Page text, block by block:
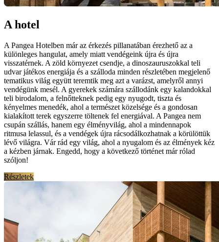
A hotel
A Pangea Hotelben már az érkezés pillanatában érezhető az a
különleges hangulat, amely miatt vendégeink újra és újra
visszatérnek. A zöld környezet csendje, a dinoszauruszokkal teli
udvar játékos energiája és a szálloda minden részletében megjelenő
tematikus világ együtt teremtik meg azt a varázst, amelyről annyi
vendégünk mesél. A gyerekek számára szállodánk egy kalandokkal
teli birodalom, a felnőtteknek pedig egy nyugodt, tiszta és
kényelmes menedék, ahol a természet közelsége és a gondosan
kialakított terek egyszerre töltenek fel energiával. A Pangea nem
csupán szállás, hanem egy élményvilág, ahol a mindennapok
ritmusa lelassul, és a vendégek újra rácsodálkozhatnak a körülöttük
lévő világra. Vár rád egy világ, ahol a nyugalom és az élmények kéz
a kézben járnak. Engedd, hogy a következő történet már rólad
szóljon!
Részletek